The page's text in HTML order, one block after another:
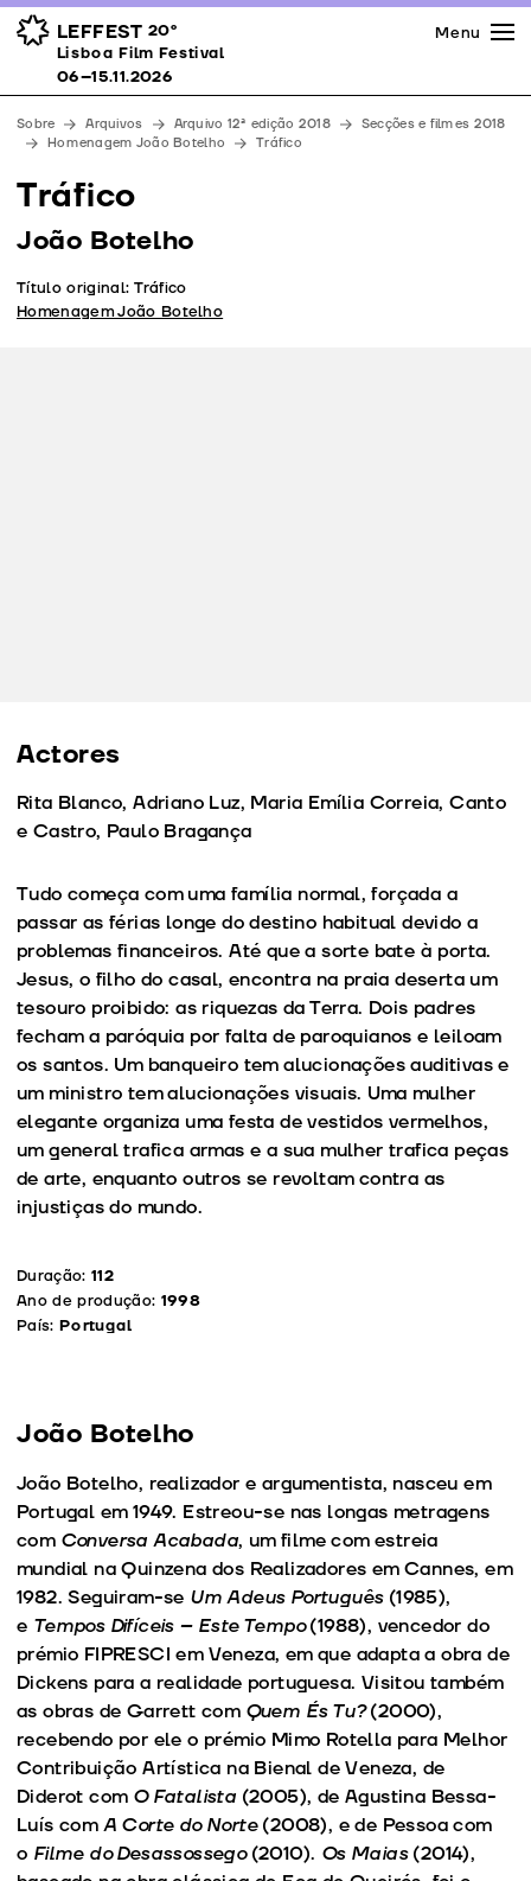
LEFFEST 20º
Lisboa Film Festival 06–15.11.2026
Prémios
Espaços
Apoios
Equipa
Downloads
Contactos
Menu
Lisboa Film Festival
06–15.11.2026
Sobre Arquivos Arquivo 12ª edição 2018
Secções e filmes 2018
Homenagem João Botelho
Tráfico
Tráfico
João Botelho
Título original: Tráfico
Homenagem João Botelho
Actores
Rita Blanco, Adriano Luz, Maria Emília Correia, Canto
e Castro, Paulo Bragança
Tudo começa com uma família normal, forçada a
passar as férias longe do destino habitual devido a
problemas financeiros. Até que a sorte bate à porta.
Jesus, o filho do casal, encontra na praia deserta um
tesouro proibido: as riquezas da Terra. Dois padres
fecham a paróquia por falta de paroquianos e leiloam
os santos. Um banqueiro tem alucionações auditivas e
um ministro tem alucionações visuais. Uma mulher
elegante organiza uma festa de vestidos vermelhos,
um general trafica armas e a sua mulher trafica peças
de arte, enquanto outros se revoltam contra as
injustiças do mundo.
Duração: 112
Ano de produção: 1998
País: Portugal
João Botelho
João Botelho, realizador e argumentista, nasceu em
Portugal em 1949. Estreou-se nas longas metragens
com Conversa Acabada, um filme com estreia
mundial na Quinzena dos Realizadores em Cannes, em
1982. Seguiram-se Um Adeus Português(1985),
e Tempos Difíceis – Este Tempo(1988), vencedor do
prémio FIPRESCI em Veneza, em que adapta a obra de
Dickens para a realidade portuguesa. Visitou também
as obras de Garrett com Quem És Tu?(2000),
recebendo por ele o prémio Mimo Rotella para Melhor
Contribuição Artística na Bienal de Veneza, de
Diderot com O Fatalista (2005), de Agustina Bessa-
Luís comA Corte do Norte(2008), e de Pessoa com
o Filme do Desassossego(2010). Os Maias(2014),